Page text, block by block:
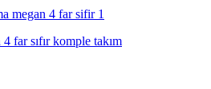
far sıfır komple takım